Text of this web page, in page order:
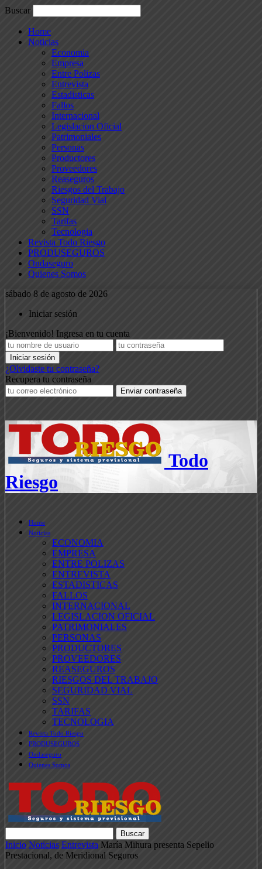
Buscar
Home
Noticias
Economia
Empresa
Entre Polizas
Entrevista
Estadisticas
Fallos
Internacional
Legislacion Oficial
Patrimoniales
Personas
Productores
Proveedores
Reaseguros
Riesgos del Trabajo
Seguridad Vial
SSN
Tarifas
Tecnologia
Revista Todo Riesgo
PRODUSEGUROS
Ondaseguro
Quienes Somos
sábado 8 de agosto de 2026
Iniciar sesión
¡Bienvenido! Ingresa en tu cuenta
¿Olvidaste tu contraseña?
Recupera tu contraseña
Todo
Riesgo
Home
Noticias
ECONOMIA
EMPRESA
ENTRE POLIZAS
ENTREVISTA
ESTADISTICAS
FALLOS
INTERNACIONAL
LEGISLACION OFICIAL
PATRIMONIALES
PERSONAS
PRODUCTORES
PROVEEDORES
REASEGUROS
RIESGOS DEL TRABAJO
SEGURIDAD VIAL
SSN
TARIFAS
TECNOLOGIA
Revista Todo Riesgo
PRODUSEGUROS
Ondaseguro
Quienes Somos
Inicio Noticias Entrevista María Mihura presenta Sepelio
Prestacional, de Meridional Seguros